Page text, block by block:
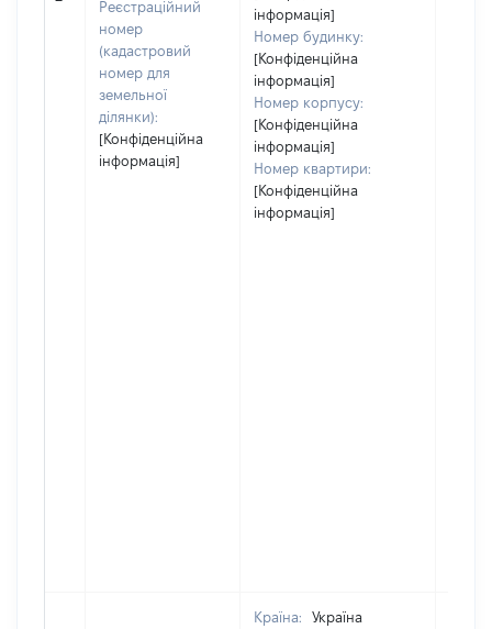
Реєстраційний
номер
(кадастровий
номер для
земельної
ділянки):
[Конфіденційна
інформація]
інформація]
Номер будинку:
[Конфіденційна
інформація]
Номер корпусу:
[Конфіденційна
інформація]
Номер квартири:
[Конфіденційна
інформація]
Країна:
Україна